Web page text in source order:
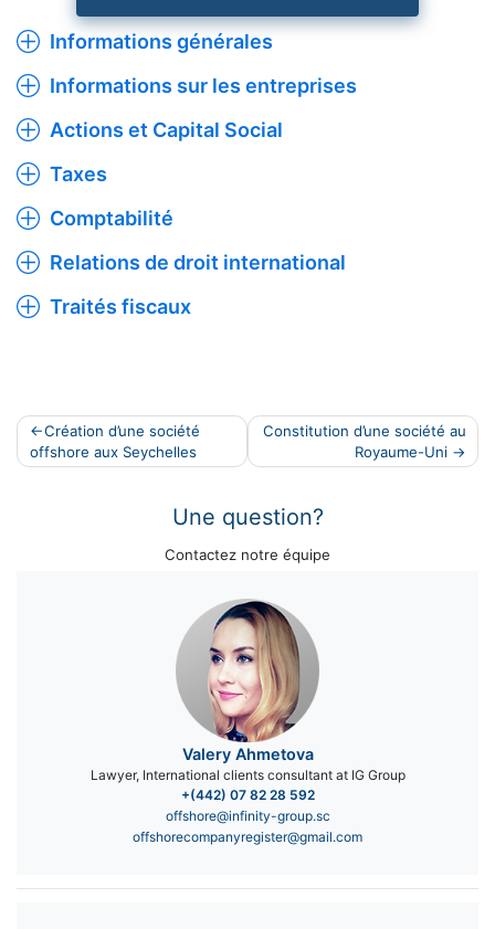
Informations générales
Informations sur les entreprises
Actions et Capital Social
Taxes
Comptabilité
Relations de droit international
Traités fiscaux
Navigation
de
Création d’une société
offshore aux Seychelles
Constitution d’une société au
Royaume-Uni
Une question?
Contactez notre équipe
Valery Ahmetova
Lawyer, International clients consultant at IG Group
+(442) 07 82 28 592
offshore@infinity-group.sc
offshorecompanyregister@gmail.com